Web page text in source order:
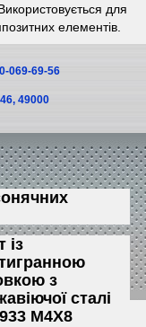
для
елементів.
069-69-56
49000
із
з
сталі
М4Х8